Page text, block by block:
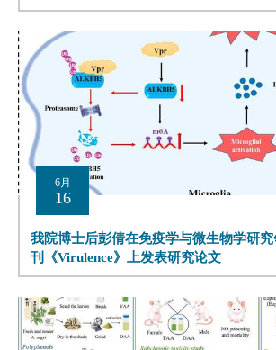
6月
16
我院博士后彭倩在免疫学与微生物学研
刊《Virulence》上发表研究论文